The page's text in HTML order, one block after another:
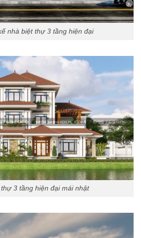
nhà biệt thự 3 tầng hiện đại
3 tầng hiện đại mái nhật